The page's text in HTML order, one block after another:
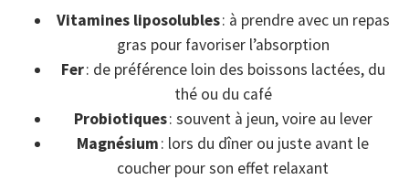
Vitamines liposolubles: à prendre avec un repas
gras pour favoriser l’absorption
Fer: de préférence loin des boissons lactées, du
thé ou du café
Probiotiques: souvent à jeun, voire au lever
Magnésium: lors du dîner ou juste avant le
coucher pour son effet relaxant